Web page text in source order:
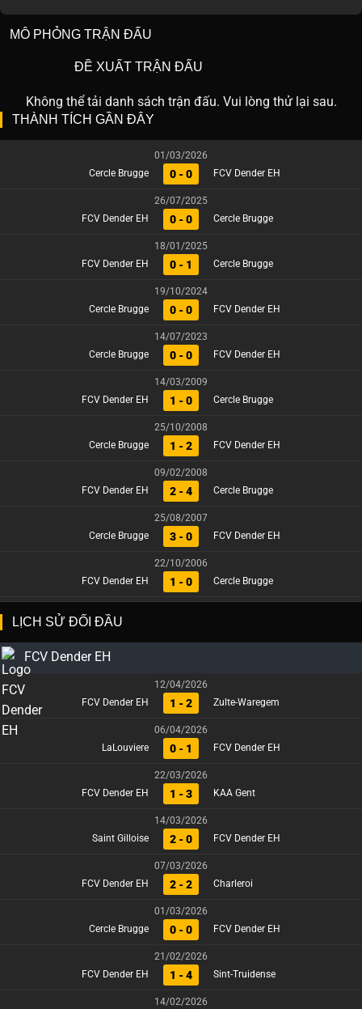
MÔ PHỎNG TRẬN ĐẤU
ĐỀ XUẤT TRẬN ĐẤU
Không thể tải danh sách trận đấu. Vui lòng thử lại sau.
THÀNH TÍCH GẦN ĐÂY
01/03/2026
Cercle Brugge
0 - 0 FCV Dender EH
26/07/2025
FCV Dender EH
0 - 0 Cercle Brugge
18/01/2025
FCV Dender EH
0 - 1 Cercle Brugge
19/10/2024
Cercle Brugge
0 - 0 FCV Dender EH
14/07/2023
Cercle Brugge
0 - 0 FCV Dender EH
14/03/2009
FCV Dender EH
1 - 0 Cercle Brugge
25/10/2008
Cercle Brugge
1 - 2 FCV Dender EH
09/02/2008
FCV Dender EH
2 - 4 Cercle Brugge
25/08/2007
Cercle Brugge
3 - 0 FCV Dender EH
22/10/2006
FCV Dender EH
1 - 0 Cercle Brugge
LỊCH SỬ ĐỐI ĐẦU
FCV Dender EH
12/04/2026
FCV Dender EH
1 - 2 Zulte-Waregem
06/04/2026
LaLouviere
0 - 1 FCV Dender EH
22/03/2026
FCV Dender EH
1 - 3 KAA Gent
14/03/2026
Saint Gilloise
2 - 0 FCV Dender EH
07/03/2026
FCV Dender EH
2 - 2 Charleroi
01/03/2026
Cercle Brugge
0 - 0 FCV Dender EH
21/02/2026
FCV Dender EH
1 - 4 Sint-Truidense
14/02/2026